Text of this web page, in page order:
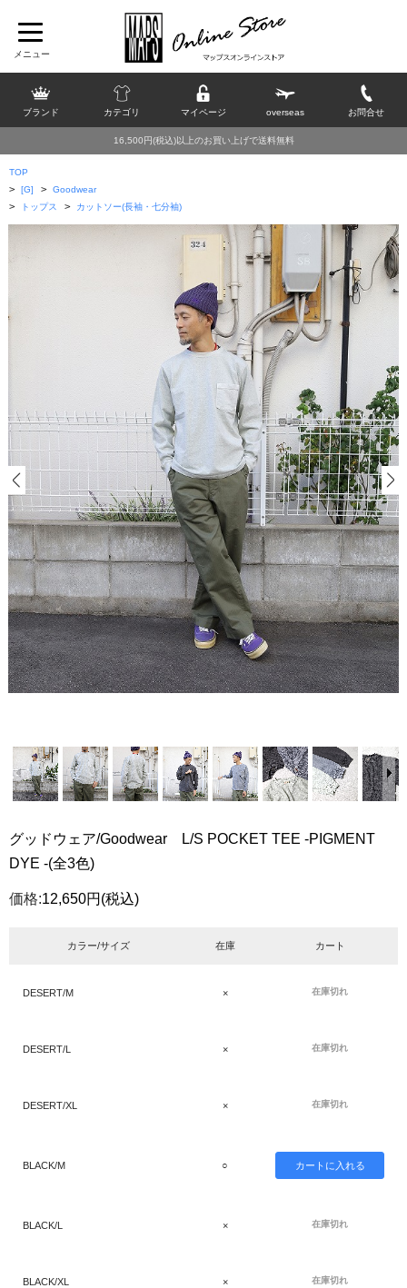
ブランド カテゴリ マイページ overseas お問合せ
16,500円(税込)以上のお買い上げで送料無料
TOP
> [G] > Goodwear
> トップス > カットソー(長袖・七分袖)
グッドウェア/Goodwear L/S POCKET TEE -PIGMENT
DYE -(全3色)
価格:12,650円 (税込)
カラー/サイズ 在庫 カート
DESERT/M × 在庫切れ
DESERT/L × 在庫切れ
DESERT/XL × 在庫切れ
BLACK/M ○
BLACK/L × 在庫切れ
BLACK/XL × 在庫切れ